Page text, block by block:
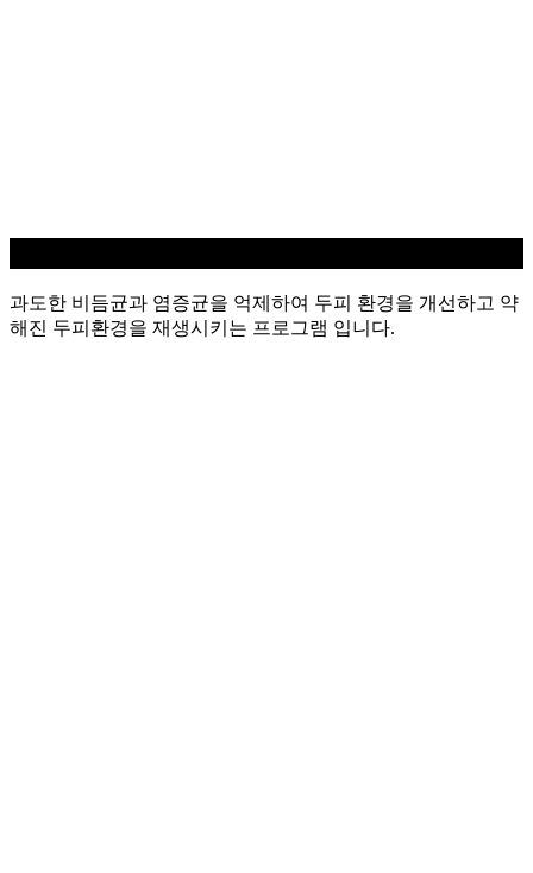
과도한 비듬균과 염증균을 억제하여 두피 환경을 개선하고 약
해진 두피환경을 재생시키는 프로그램 입니다.